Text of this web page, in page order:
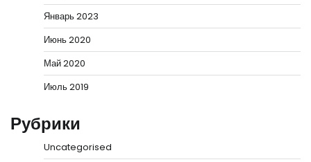
Январь 2023
Июнь 2020
Май 2020
Июль 2019
Рубрики
Uncategorised